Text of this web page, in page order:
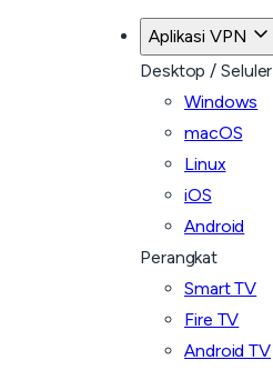
Aplikasi VPN
Desktop / Seluler
Windows
macOS
Linux
iOS
Android
Perangkat
Smart TV
Fire TV
Android TV